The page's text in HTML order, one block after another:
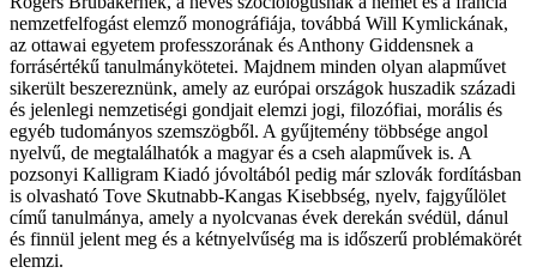
nemzetfelfogást elemző monográfiája, továbbá Will Kymlickának,
az ottawai egyetem professzorának és Anthony Giddensnek a
forrásértékű tanulmánykötetei. Majdnem minden olyan alapművet
sikerült beszereznünk, amely az európai országok huszadik századi
és jelenlegi nemzetiségi gondjait elemzi jogi, filozófiai, morális és
egyéb tudományos szemszögből. A gyűjtemény többsége angol
nyelvű, de megtalálhatók a magyar és a cseh alapművek is. A
pozsonyi Kalligram Kiadó jóvoltából pedig már szlovák fordításban
is olvasható Tove Skutnabb-Kangas Kisebbség, nyelv, fajgyűlölet
című tanulmánya, amely a nyolcvanas évek derekán svédül, dánul
és finnül jelent meg és a kétnyelvűség ma is időszerű problémakörét
elemzi.